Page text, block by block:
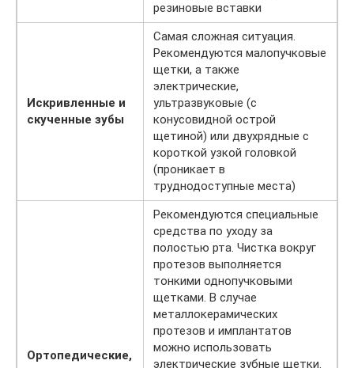
резиновые вставки
Искривленные и
скученные зубы
Самая сложная ситуация.
Рекомендуются малопучковые
щетки, а также
электрические,
ультразвуковые (с
конусовидной острой
щетиной) или двухрядные с
короткой узкой головкой
(проникает в
труднодоступные места)
Ортопедические,
Рекомендуются специальные
средства по уходу за
полостью рта. Чистка вокруг
протезов выполняется
тонкими однопучковыми
щетками. В случае
металлокерамических
протезов и имплантатов
можно использовать
электрические зубные щетки.